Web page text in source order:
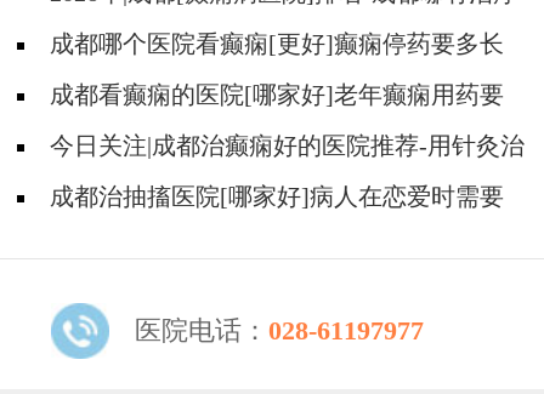
癫痫好的医院?
成都哪个医院看癫痫[更好]癫痫停药要多长
时间?成都看癫痫的医院[哪家好]老年癫痫用药要
注意什么?
今日关注|成都治癫痫好的医院推荐-用针灸治
疗癫痫有没有效果?
成都治抽搐医院[哪家好]病人在恋爱时需要
医院电话： 028-61197977